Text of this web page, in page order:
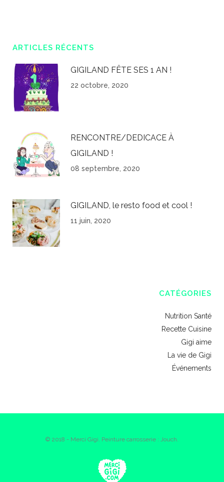
ARTICLES RÉCENTS
GIGILAND FÊTE SES 1 AN !
22 octobre, 2020
RENCONTRE/DEDICACE À
GIGILAND !
08 septembre, 2020
GIGILAND, le resto food et cool !
11 juin, 2020
CATÉGORIES
Nutrition Santé
Recette Cuisine
Gigi aime
La vie de Gigi
Événements
© 2018 - Merci Gigi. Peinture carrosserie : Jouch.